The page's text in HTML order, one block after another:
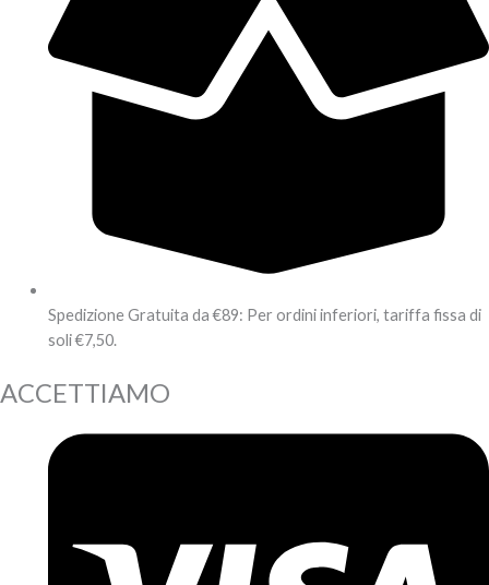
Spedizione Gratuita da €89: Per ordini inferiori, tariffa fissa di
soli €7,50.
ACCETTIAMO